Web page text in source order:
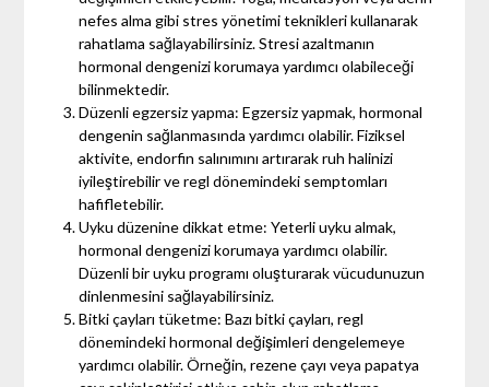
nefes alma gibi stres yönetimi teknikleri kullanarak
rahatlama sağlayabilirsiniz. Stresi azaltmanın
hormonal dengenizi korumaya yardımcı olabileceği
bilinmektedir.
Düzenli egzersiz yapma: Egzersiz yapmak, hormonal
dengenin sağlanmasında yardımcı olabilir. Fiziksel
aktivite, endorfin salınımını artırarak ruh halinizi
iyileştirebilir ve regl dönemindeki semptomları
hafifletebilir.
Uyku düzenine dikkat etme: Yeterli uyku almak,
hormonal dengenizi korumaya yardımcı olabilir.
Düzenli bir uyku programı oluşturarak vücudunuzun
dinlenmesini sağlayabilirsiniz.
Bitki çayları tüketme: Bazı bitki çayları, regl
dönemindeki hormonal değişimleri dengelemeye
yardımcı olabilir. Örneğin, rezene çayı veya papatya